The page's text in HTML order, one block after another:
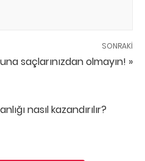
SONRAKI
saçlarınızdan olmayın! »
nasıl kazandırılır?